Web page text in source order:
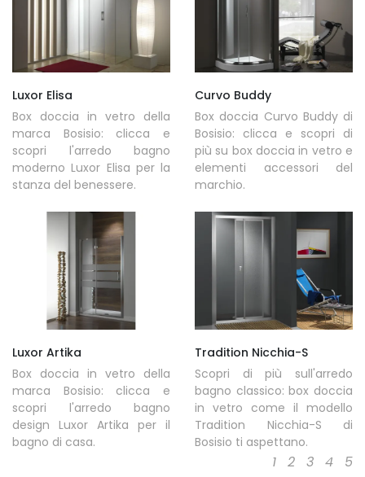
Luxor Elisa
Box doccia in vetro della
marca Bosisio: clicca e
scopri l'arredo bagno
moderno Luxor Elisa per la
stanza del benessere.
Curvo Buddy
Box doccia Curvo Buddy di
Bosisio: clicca e scopri di
più su box doccia in vetro e
elementi accessori del
marchio.
Luxor Artika
Box doccia in vetro della
marca Bosisio: clicca e
scopri l'arredo bagno
design Luxor Artika per il
bagno di casa.
Tradition Nicchia-S
Scopri di più sull'arredo
bagno classico: box doccia
in vetro come il modello
Tradition Nicchia-S di
Bosisio ti aspettano.
1 2 3 4 5